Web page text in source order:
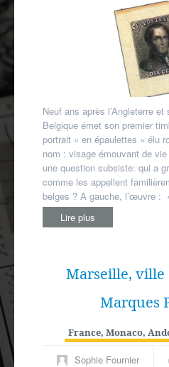
Neuf ans après l’Angleterre
Belgique émet son premier
portrait « en épaulettes » élu
nom : visage émouvant de
une question subsiste: qui a
comme les appellent
belges ? A gauche, l’œuvre :
Lire plus
Marseille, ville
Marques
France, Monaco,
Sophie Fournier